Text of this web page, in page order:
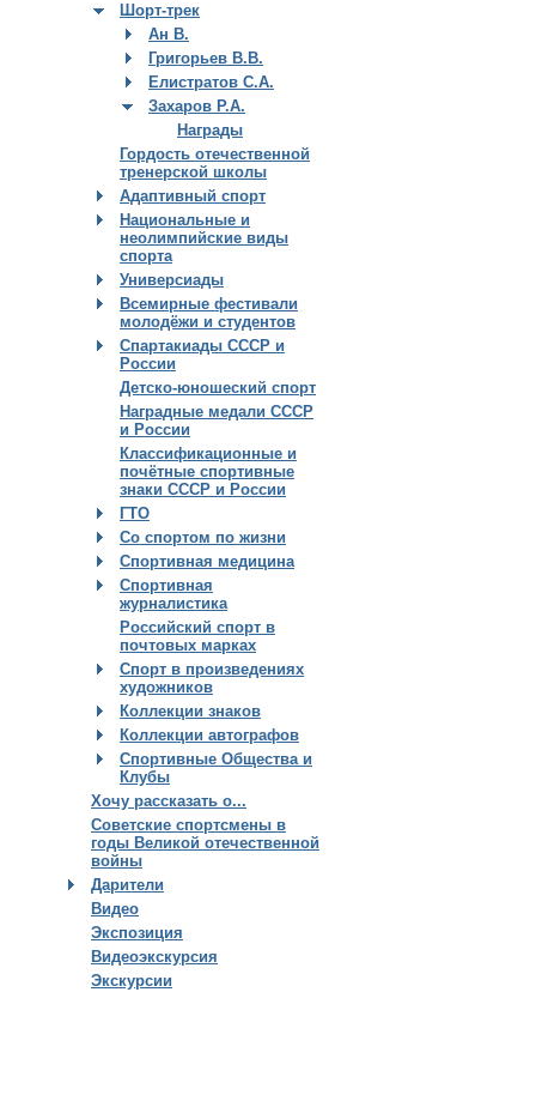
Шорт-трек
Ан В.
Григорьев В.В.
Елистратов С.А.
Захаров Р.А.
Награды
Гордость отечественной
тренерской школы
Адаптивный спорт
Национальные и
неолимпийские виды
спорта
Универсиады
Всемирные фестивали
молодёжи и студентов
Спартакиады СССР и
России
Детско-юношеский спорт
Наградные медали СССР
и России
Классификационные и
почётные спортивные
знаки СССР и России
ГТО
Со спортом по жизни
Спортивная медицина
Спортивная
журналистика
Российский спорт в
почтовых марках
Спорт в произведениях
художников
Коллекции знаков
Коллекции автографов
Спортивные Общества и
Клубы
Хочу рассказать о...
Советские спортсмены в
годы Великой отечественной
войны
Дарители
Видео
Экспозиция
Видеоэкскурсия
Экскурсии